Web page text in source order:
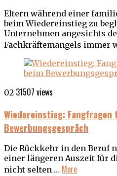
Eltern während einer
beim Wiedereinstieg zu
Unternehmen angesichts
Fachkräftemangels immer
02 31507 views
Wiedereinstieg:
Bewerbungsgespräch
Die Rückkehr in den Beruf
einer längeren Auszeit für
nicht selten … More